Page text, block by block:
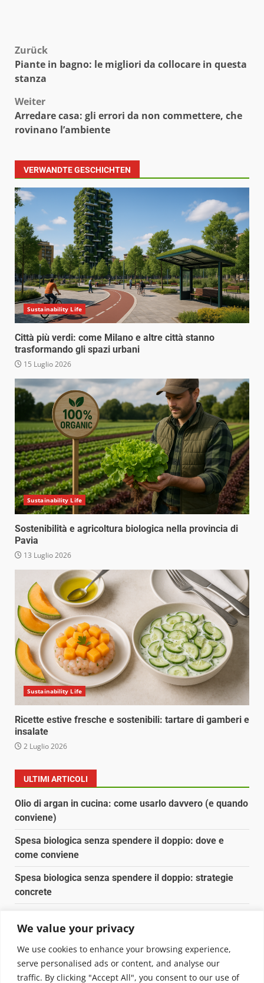
We value your privacy
We use cookies to enhance your browsing experience,
serve personalised ads or content, and analyse our
traffic. By clicking "Accept All", you consent to our use of
Beitragsnavigation
Zurück
Piante in bagno: le migliori da collocare in questa
stanza
Weiter
Arredare casa: gli errori da non commettere, che
rovinano l’ambiente
VERWANDTE GESCHICHTEN
Sustainability Life
Città più verdi: come Milano e altre città stanno
trasformando gli spazi urbani
15 Luglio 2026
Sustainability Life
Sostenibilità e agricoltura biologica nella provincia di
Pavia
13 Luglio 2026
Sustainability Life
Ricette estive fresche e sostenibili: tartare di gamberi e
insalate
2 Luglio 2026
ULTIMI ARTICOLI
Olio di argan in cucina: come usarlo davvero (e quando
conviene)
Spesa biologica senza spendere il doppio: dove e
come conviene
Spesa biologica senza spendere il doppio: strategie
concrete
Pulizia naturale della casa: 3 ingredienti che
sostituiscono 10 prodotti chimici